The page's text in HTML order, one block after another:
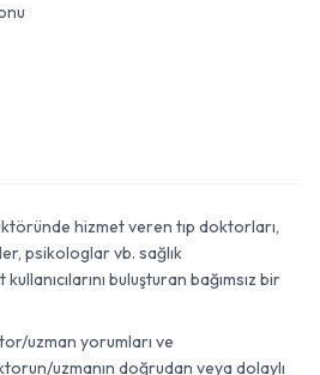
hizmet veren tıp doktorları,
psikologlar vb. sağlık
buluşturan bağımsız bir
uzman yorumları ve
uzmanın doğrudan veya dolaylı